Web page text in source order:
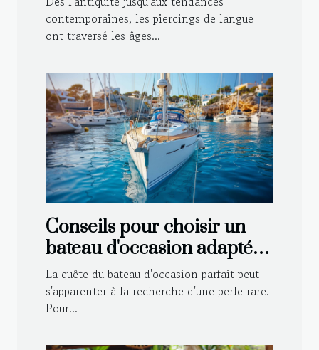
contemporaines, les piercings de langue
ont traversé les âges...
Conseils pour choisir un
bateau d'occasion adapté à
vos besoins
La quête du bateau d'occasion parfait peut
s'apparenter à la recherche d'une perle rare.
Pour...